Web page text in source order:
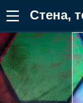
Стена,